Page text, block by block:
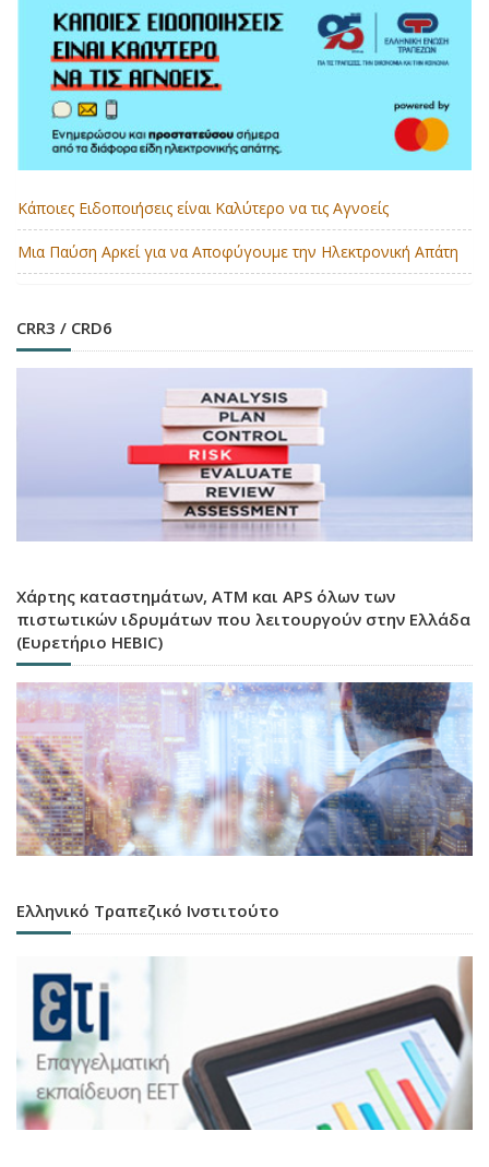
Κάποιες Ειδοποιήσεις είναι Καλύτερο να τις Αγνοείς
Μια Παύση Αρκεί για να Αποφύγουμε την Ηλεκτρονική Απάτη
CRR3 / CRD6
Χάρτης καταστημάτων, ATM και APS όλων των
πιστωτικών ιδρυμάτων που λειτουργούν στην Ελλάδα
(Ευρετήριο HEBIC)
Ελληνικό Τραπεζικό Ινστιτούτο